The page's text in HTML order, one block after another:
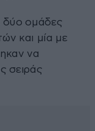
δύο ομάδες
και μία με
να
σειράς